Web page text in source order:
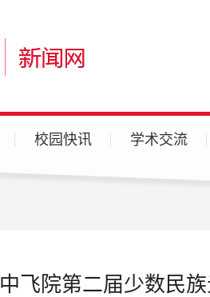
校园快讯 学术交流
中飞院第二届少数民